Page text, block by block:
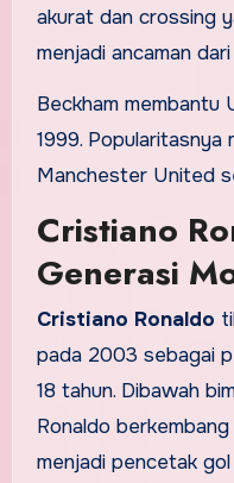
akurat dan crossing
menjadi ancaman
Beckham membantu
1999. Popularitasnya
Manchester United
Cristiano
Generasi
Cristiano Ronaldo
pada 2003 sebagai
18 tahun. Dibawah
Ronaldo
menjadi pencetak